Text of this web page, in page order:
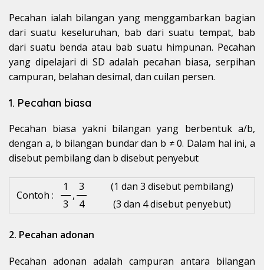
Pecahan ialah bilangan yang menggambarkan bagian
dari suatu keseluruhan, bab dari suatu tempat, bab
dari suatu benda atau bab suatu himpunan. Pecahan
yang dipelajari di SD adalah pecahan biasa, serpihan
campuran, belahan desimal, dan cuilan persen.
1. Pecahan biasa
Pecahan biasa yakni bilangan yang berbentuk a/b,
dengan a, b bilangan bundar dan b ≠ 0. Dalam hal ini, a
disebut pembilang dan b disebut penyebut
Contoh :
1
,
3
(1 dan 3 disebut pembilang)
3
4 (3 dan 4 disebut penyebut)
2. Pecahan adonan
Pecahan adonan adalah campuran antara bilangan